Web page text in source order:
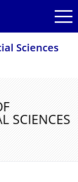
Sciences
SCIENCES